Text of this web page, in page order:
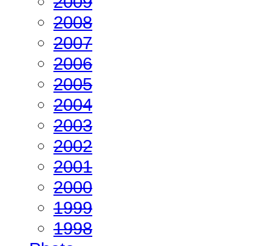
2008
2007
2006
2005
2004
2003
2002
2001
2000
1999
1998